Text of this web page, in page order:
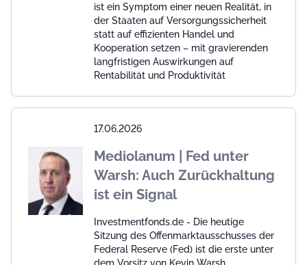
ist ein Symptom einer neuen Realität, in
der Staaten auf Versorgungssicherheit
statt auf effizienten Handel und
Kooperation setzen – mit gravierenden
langfristigen Auswirkungen auf
Rentabilität und Produktivität
17.06.2026
Mediolanum | Fed unter
Warsh: Auch Zurückhaltung
ist ein Signal
Investmentfonds.de - Die heutige
Sitzung des Offenmarktausschusses der
Federal Reserve (Fed) ist die erste unter